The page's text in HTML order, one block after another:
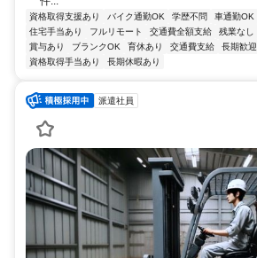
資格取得支援あり バイク通勤OK 学歴不問 車通勤OK
住宅手当あり
フルリモート 交通費全額支給 残業なし
賞与あり
ブランクOK 育休あり 交通費支給 長期歓迎
資格取得手当あり
長期休暇あり
派遣社員